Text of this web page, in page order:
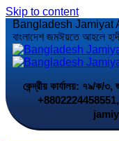
Skip to content
Bangladesh Jamiyat
বাংলাদেশ জমঈয়তে আহলে
কেন্দ্রীয় কার্যালয়: ৭৯/ক/